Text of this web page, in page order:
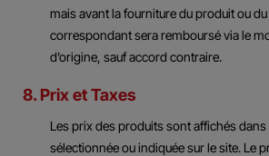
mais avant la fourniture du produit ou
correspondant sera remboursé via le
d’origine, sauf accord contraire.
8. Prix et Taxes
Les prix des produits sont affichés dans
sélectionnée ou indiquée sur le site. Le